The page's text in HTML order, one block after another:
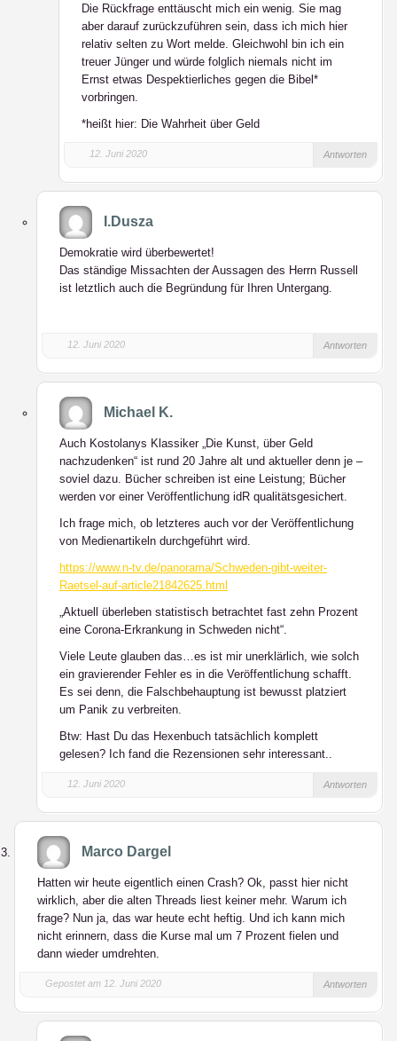
Die Rückfrage enttäuscht mich ein wenig. Sie mag
aber darauf zurückzuführen sein, dass ich mich hier
relativ selten zu Wort melde. Gleichwohl bin ich ein
treuer Jünger und würde folglich niemals nicht im
Ernst etwas Despektierliches gegen die Bibel*
vorbringen.
*heißt hier: Die Wahrheit über Geld
12. Juni 2020 Antworten
I.Dusza
Demokratie wird überbewertet!
Das ständige Missachten der Aussagen des Herrn Russell
ist letztlich auch die Begründung für Ihren Untergang.
12. Juni 2020 Antworten
Michael K.
Auch Kostolanys Klassiker „Die Kunst, über Geld
nachzudenken“ ist rund 20 Jahre alt und aktueller denn je –
soviel dazu. Bücher schreiben ist eine Leistung; Bücher
werden vor einer Veröffentlichung idR qualitätsgesichert.
Ich frage mich, ob letzteres auch vor der Veröffentlichung
von Medienartikeln durchgeführt wird.
https://www.n-tv.de/panorama/Schweden-gibt-weiter-
Raetsel-auf-article21842625.html
„Aktuell überleben statistisch betrachtet fast zehn Prozent
eine Corona-Erkrankung in Schweden nicht“.
Viele Leute glauben das…es ist mir unerklärlich, wie solch
ein gravierender Fehler es in die Veröffentlichung schafft.
Es sei denn, die Falschbehauptung ist bewusst platziert
um Panik zu verbreiten.
Btw: Hast Du das Hexenbuch tatsächlich komplett
gelesen? Ich fand die Rezensionen sehr interessant..
12. Juni 2020 Antworten
Marco Dargel
Hatten wir heute eigentlich einen Crash? Ok, passt hier nicht
wirklich, aber die alten Threads liest keiner mehr. Warum ich
frage? Nun ja, das war heute echt heftig. Und ich kann mich
nicht erinnern, dass die Kurse mal um 7 Prozent fielen und
dann wieder umdrehten.
Gepostet am 12. Juni 2020 Antworten